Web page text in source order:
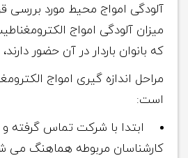
آلودگی امواج محیط مورد بررسی
میزان آلودگی امواج
که بانوان باردار در آن حضور
مراحل اندازه گیری امواج
است:
ابتدا با شرکت تماس گرفته و
کارشناسان مربوطه هماهنگ می